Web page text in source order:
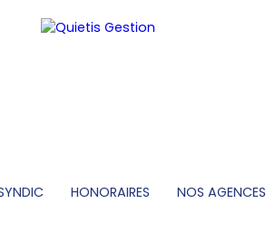
HONORAIRES NOS AGENCES